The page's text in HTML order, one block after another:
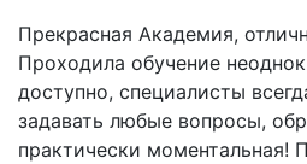
Прекрасная Академия,
Проходила обучение
доступно, специалисты
задавать любые вопросы,
практически моментальная!